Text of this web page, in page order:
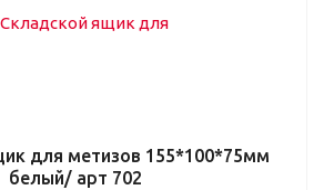
для метизов 155*100*75мм
белый/ арт 702